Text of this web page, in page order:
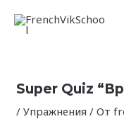
содержимому
Super Quiz
/Упражнения / От
по
записям